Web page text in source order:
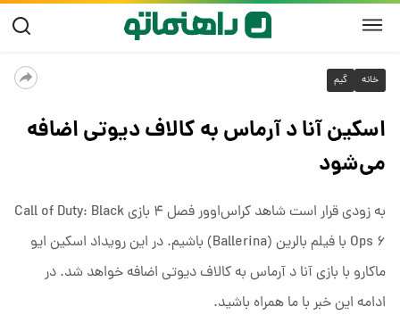
خانه گیم
اسکین آنا د آرماس به کالاف دیوتی اضافه
می‌شود
به زودی قرار است شاهد کراس‌اوور فصل ۴ بازی Call of Duty: Black
Ops ۶ با فیلم بالرین (Ballerina) باشیم. در این رویداد اسکین ایو
ماکارو با بازی آنا د آرماس به کالاف دیوتی اضافه خواهد شد. در
ادامه این خبر با ما همراه باشید.